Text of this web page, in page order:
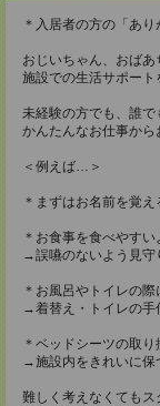
＊入居者の方の「あり
おじいちゃん、おばあ
施設での生活サポート
未経験の方でも、誰
かんたんなお仕事から
＜例えば…＞
＊まずはお名前を覚
＊お食事を食べやす
→誤嚥のないよう見守
＊お風呂やトイレの
→着替え・トイレの手
＊ベッドシーツの取
→施設内をきれいに保
難しく考えなくてもス